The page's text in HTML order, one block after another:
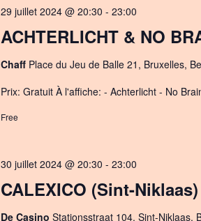
ACHTERLICHT & NO
29 juillet 2024 @ 20:30 - 23:00
Chaff Place du Jeu de Balle 21, Bruxelles,
Prix: Gratuit À l'affiche: - Achterlicht - No
Free
CALEXICO (Sint-Niklaas)
30 juillet 2024 @ 20:30 - 23:00
De Casino Stationsstraat 104, Sint-Niklaas,